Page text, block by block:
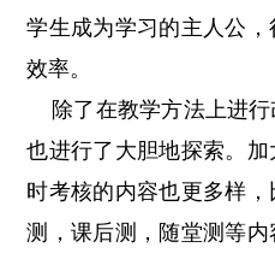
学生成为学习的主人公
效率。
除了在教学方法上进行
也进行了大胆地探索。
时考核的内容也更多样
测，课后测，随堂测等